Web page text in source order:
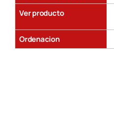
Ver producto
Ordenacion